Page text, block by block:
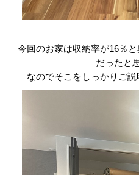
今回のお家は収納率が16％
だったと
なのでそこをしっかりご